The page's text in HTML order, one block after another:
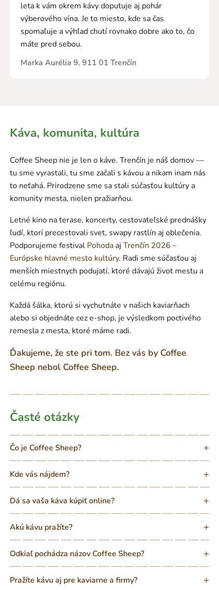
leta k vám okrem kávy doputuje aj pohár
výberového vína. Je to miesto, kde sa čas
spomaľuje a výhľad chutí rovnako dobre ako to, čo
máte pred sebou.
Marka Aurélia 9, 911 01 Trenčín
Káva, komunita, kultúra
Coffee Sheep nie je len o káve. Trenčín je náš domov —
tu sme vyrastali, tu sme začali s kávou a nikam inam nás
to neťahá. Prirodzene sme sa stali súčasťou kultúry a
komunity mesta, nielen pražiarňou.
Letné kino na terase, koncerty, cestovateľské prednášky
ľudí, ktorí precestovali svet, swapy rastlín aj oblečenia.
Podporujeme festival Pohoda aj Trenčín 2026 –
Európske hlavné mesto kultúry. Radi sme súčasťou aj
menších miestnych podujatí, ktoré dávajú život mestu a
celému regiónu.
Každá šálka, ktorú si vychutnáte v našich kaviarňach
alebo si objednáte cez e-shop, je výsledkom poctivého
remesla z mesta, ktoré máme radi.
Ďakujeme, že ste pri tom. Bez vás by Coffee
Sheep nebol Coffee Sheep.
Časté otázky
Čo je Coffee Sheep?
Kde vás nájdem?
Dá sa vaša káva kúpiť online?
Akú kávu pražíte?
Odkiaľ pochádza názov Coffee Sheep?
Pražíte kávu aj pre kaviarne a firmy?